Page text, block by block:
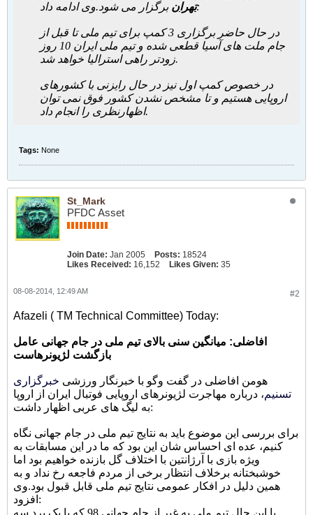
تهران برگزار می شود. وی ادامه داد:
در حال حاضر برگزاری 3 کمپ برای تیم ملی تا قبل از
جام ملت های آسیا قطعی شده و تیم ملی ایران 10 روز
زودتر راهی استرالیا خواهد شد.
در خصوص کمپ اول نیز در حال رایزنی با کشورهای
اروپایی هستیم و تا مشخص نشدن کشور فوق نمی توان
اظهارنظری را انجام داد.
Tags: None
St_Mark
PFDC Asset
Join Date: Jan 2005 Posts: 18524
Likes Received: 16,152 Likes Given: 35
#2
08-08-2014, 12:49 AM
Afazeli ( TM Technical Committee) Today:
افاضلی: میانگین سنی بالای تیم ملی در جام جهانی عامل
بازگشت لژیونرهاست
هومن افاضلی در گفت وگو با خبرنگار ورزشی خبرگزاری
تسنیم، درباره مهاجرت لژیونرهای اروپایی فوتبال ایران از اروپا
به لیگ های عربی اظهار داشت:
برای بررسی این موضوع باید به نتایج تیم ملی در جام جهانی نگاه
کنیم، عده ای احساس شان این بود که ما در این مسابقات به
ویژه بازی با آرژانتین با اختلاف گل بازنده خواهیم بود اما
خوشبختانه برخلاف انتظار برخی از مردم فاجعه رخ نداد و به
همین دلیل در افکار عمومی نتایج تیم ملی قابل قبول بود.وی
افزود:
با این حال تیم ملی به غیر از جام جهانی 98 که با یک برد سه